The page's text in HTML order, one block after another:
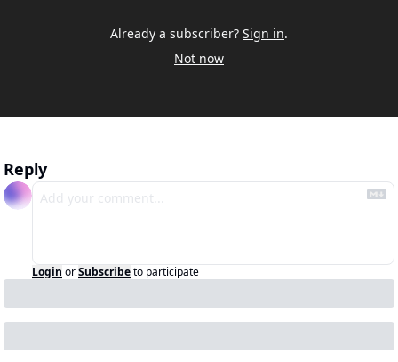
Already a subscriber? Sign in.
Not now
Reply
Login orSubscribeto participate